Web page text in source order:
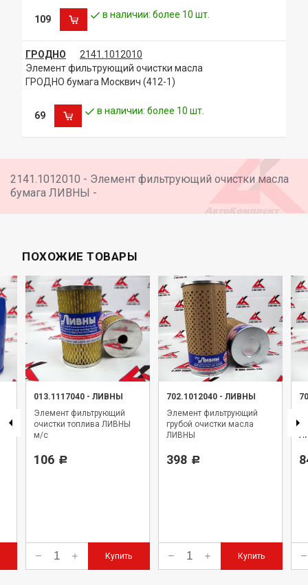
109 в наличии: более 10 шт.
ГРОДНО
2141.1012010
Элемент фильтрующий очистки масла
ГРОДНО бумага Москвич (412-1)
69 в наличии: более 10 шт.
2141.1012010 - Элемент фильтрующий очистки масла
бумага ЛИВНЫ -
ПОХОЖИЕ ТОВАРЫ
013.1117040 - ЛИВНЫ
Элемент фильтрующий
очистки топлива ЛИВНЫ
м/с
106 Р
Купить
702.1012040 - ЛИВНЫ
Элемент фильтрующий
грубой очистки масла
ЛИВНЫ
398 Р
Купить